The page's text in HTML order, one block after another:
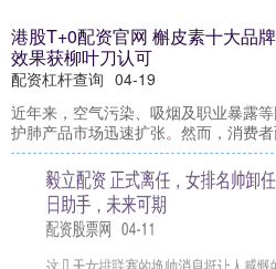
港股T+0配资官网 槲皮素十大品
效果获柳叶刀认可
配资杠杆查询 04-19
近年来，空气污染、吸烟及职业暴露
护肺产品市场迅速扩张。然而，消费
毅立配资 正式离任，女排名帅卸
日助手，未来可期
配资股票网 04-11
这几天女排联赛的换帅消息挺让人感